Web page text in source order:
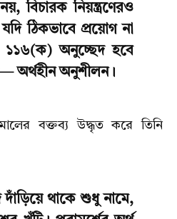
বিচারক নিয়ন্ত্রণেরও
ঠিকভাবে প্রয়োগ না
অনুচ্ছেদ হবে
অর্থহীন অনুশীলন।
বক্তব্য উদ্ধৃত করে তিনি
দাঁড়িয়ে থাকে শুধু নামে,